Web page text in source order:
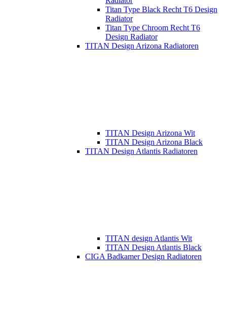
Titan Type Black Recht T6 Design
Radiator
Titan Type Chroom Recht T6
Design Radiator
TITAN Design Arizona Radiatoren
TITAN Design Arizona Wit
TITAN Design Arizona Black
TITAN Design Atlantis Radiatoren
TITAN design Atlantis Wit
TITAN Design Atlantis Black
CIGA Badkamer Design Radiatoren